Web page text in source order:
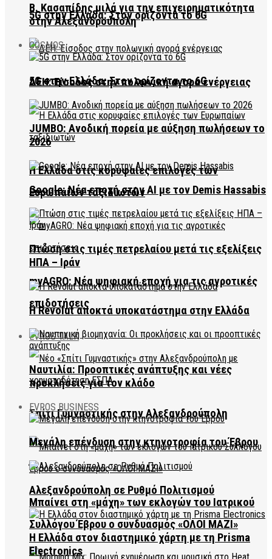
5G στην Ελλάδα: Στον ορίζοντα το 6G
ΔΕΗ: Είσοδος στην πολωνική αγορά ενέργειας
Η Ελλάδα στις κορυφαίες επιλογές των
Ευρωπαίων ταξιδιωτών
myAGRO: Νέα ψηφιακή εποχή για τις αγροτικές
επιδοτήσεις
EVROS TALK
Σπίτι Γυμναστικής στην Αλεξανδρούπολη
Μπαίνει στη «μάχη» των εκλογών του Ιατρικού
Συλλόγου Έβρου ο συνδυασμός «ΟΛΟΙ ΜΑΖΙ»
Β. Κασαπίδης μιλά για την επιχειρηματικότητα
στην Αλεξανδρούπολη
COSMOS
5G στην Ελλάδα: Στον ορίζοντα το 6G
JUMBO: Ανοδική πορεία με αύξηση πωλήσεων το
2026
Google: Νέα εποχή στην AI με τον Demis Hassabis
Πτώση στις τιμές πετρελαίου μετά τις εξελίξεις
ΗΠΑ – Ιράν
Η Revolut αποκτά υποκατάστημα στην Ελλάδα
Ναυτιλία: Προοπτικές ανάπτυξης και νέες
προκλήσεις για τον κλάδο
EVROS BUSINESS
Μεγάλη επένδυση στην κτηνοτροφία του Έβρου
Αλεξανδρούπολη σε Ρυθμό Πολιτισμού
Η Ελλάδα στον διαστημικό χάρτη με τη Prisma
Electronics